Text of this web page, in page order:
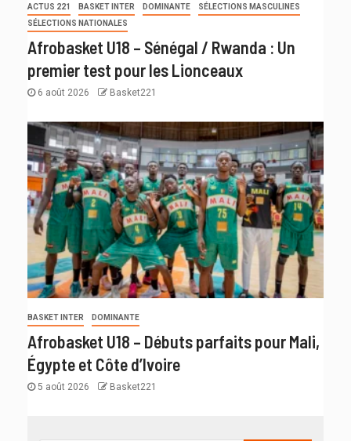
ACTUS 221 BASKET INTER DOMINANTE
SÉLECTIONS MASCULINES
SÉLECTIONS NATIONALES
Afrobasket U18 – Sénégal / Rwanda : Un
premier test pour les Lionceaux
6 août 2026 Basket221
BASKET INTER DOMINANTE
Afrobasket U18 – Débuts parfaits pour Mali,
Égypte et Côte d’Ivoire
5 août 2026 Basket221